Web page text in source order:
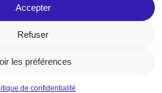
Accepter
Refuser
les préférences
de confidentialité